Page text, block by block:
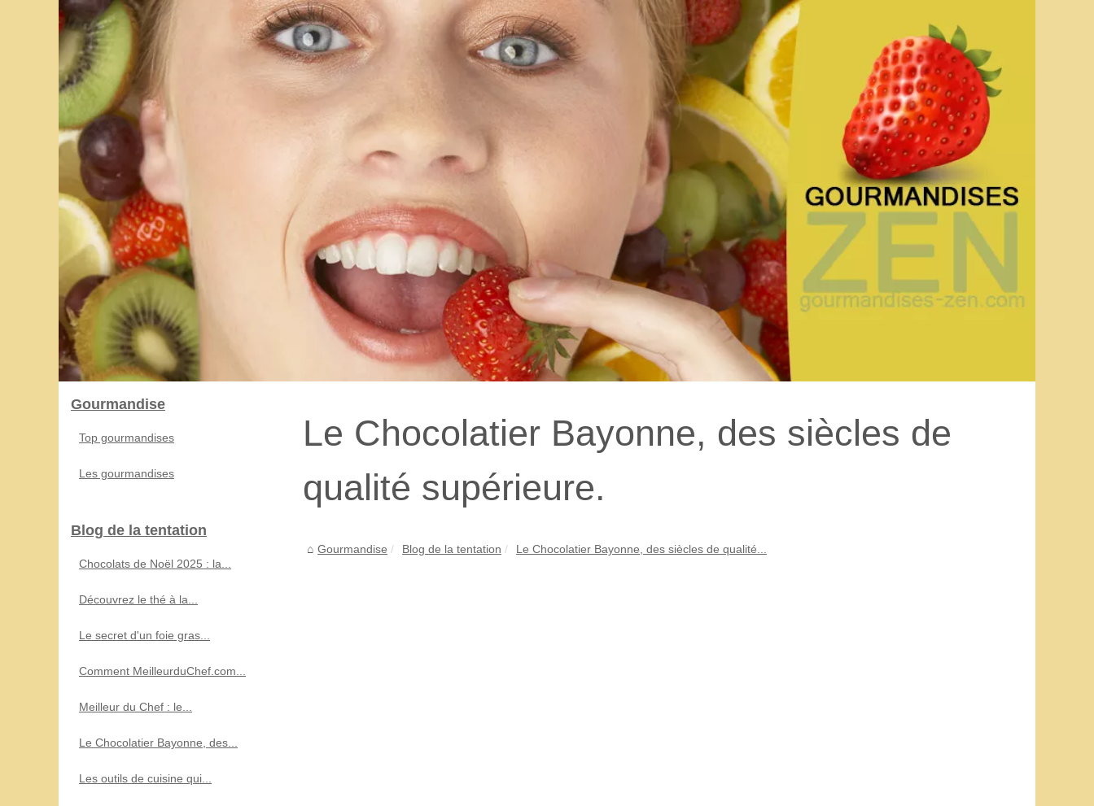
Le Chocolatier Bayonne, des siècles de
qualité supérieure.
Gourmandise Blog de la tentation Le Chocolatier Bayonne, des siècles de qualité...
Gourmandise
Top gourmandises
Les gourmandises
Blog de la tentation
Chocolats de Noël 2025 : la...
Découvrez le thé à la...
Le secret d'un foie gras...
Comment MeilleurduChef.com...
Meilleur du Chef : le...
Le Chocolatier Bayonne, des...
Les outils de cuisine qui...